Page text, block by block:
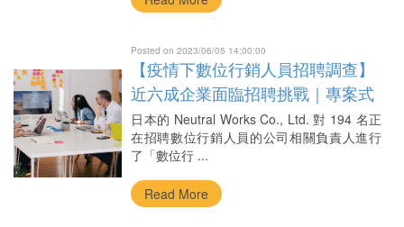
Posted on 2023/06/05 14:00:00
【疫情下數位行銷人員招聘調查】
近六成企業面臨招聘挑戰｜專案式
顧問服務
日本的 Neutral Works Co., Ltd. 對 194 名正
在招聘數位行銷人員的公司相關負責人進行
了「數位行 ...
Read More